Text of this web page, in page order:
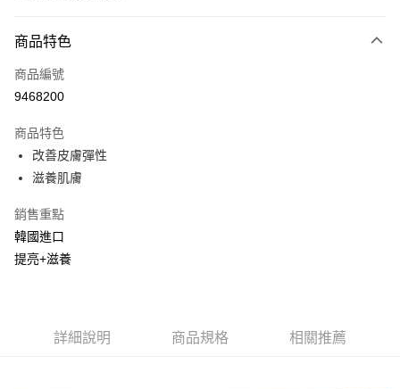
信用卡一次付款
超商取貨付款
Apple Pay
街口支付
悠遊付
Google Pay
AFTEE先享後付是「在收到商品之後才付款」的支付方式。 讓您購物簡單
ATM付款
商品特色
商品編號
9468200
商品特色
改善皮膚彈性
滋養肌膚
銷售重點
韓國進口
提亮+滋養
詳細說明 商品規格 相關推薦